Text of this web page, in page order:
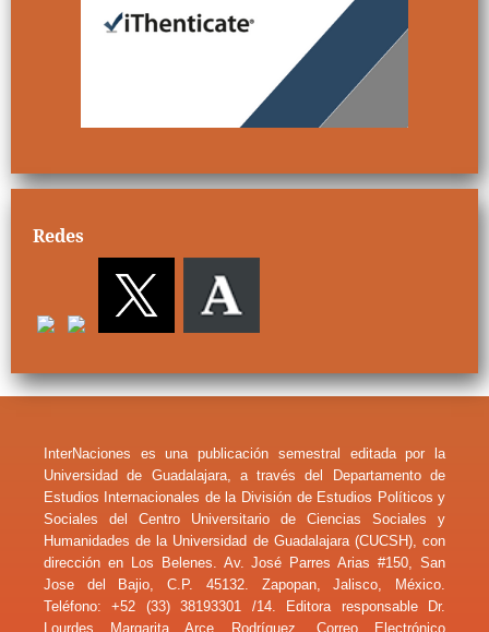
Redes
InterNaciones es una publicación semestral editada por la
Universidad de Guadalajara, a través del Departamento de
Estudios Internacionales de la División de Estudios Políticos y
Sociales del Centro Universitario de Ciencias Sociales y
Humanidades de la Universidad de Guadalajara (CUCSH), con
dirección en Los Belenes. Av. José Parres Arias #150, San
Jose del Bajio, C.P. 45132. Zapopan, Jalisco, México.
Teléfono: +52 (33) 38193301 /14. Editora responsable Dr.
Lourdes Margarita Arce Rodríguez. Correo Electrónico